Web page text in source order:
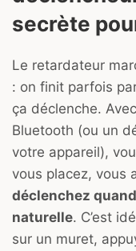
secrète
Le retardateur
: on finit parfois
ça déclenche.
Bluetooth (ou un
votre appareil),
vous placez, vous
déclenchez
naturelle. C’est
sur un muret,